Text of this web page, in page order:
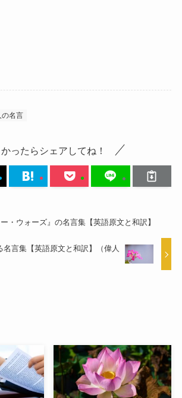
の名言
かったらシェアしてね！
ー・ウォーズ』の名言集【英語原文と和訳】
名言集【英語原文と和訳】（偉人